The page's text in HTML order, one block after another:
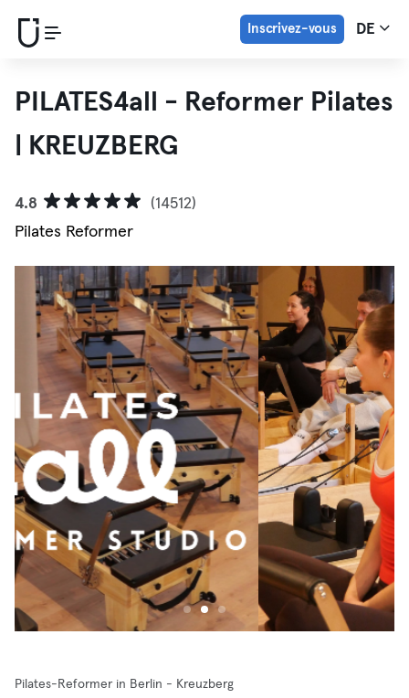
Inscrivez-vous DE
PILATES4all - Reformer Pilates
| KREUZBERG
4.8
(14512)
Pilates Reformer
Pilates-Reformer in Berlin - Kreuzberg